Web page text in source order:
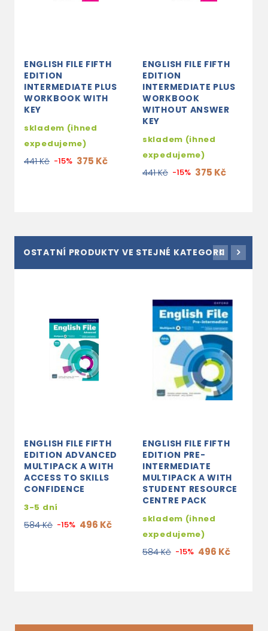
ENGLISH FILE FIFTH
EDITION
INTERMEDIATE PLUS
WORKBOOK WITH
KEY
skladem (ihned
expedujeme)
441 Kč -15% 375 Kč
ENGLISH FILE FIFTH
EDITION
INTERMEDIATE PLUS
WORKBOOK
WITHOUT ANSWER
KEY
skladem (ihned
expedujeme)
441 Kč -15% 375 Kč
OSTATNÍ PRODUKTY VE STEJNÉ KATEGORII
ENGLISH FILE FIFTH
EDITION ADVANCED
MULTIPACK A WITH
ACCESS TO SKILLS
CONFIDENCE
3-5 dní
584 Kč -15% 496 Kč
ENGLISH FILE FIFTH
EDITION PRE-
INTERMEDIATE
MULTIPACK A WITH
STUDENT RESOURCE
CENTRE PACK
skladem (ihned
expedujeme)
584 Kč -15% 496 Kč